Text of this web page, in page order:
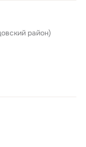
район)